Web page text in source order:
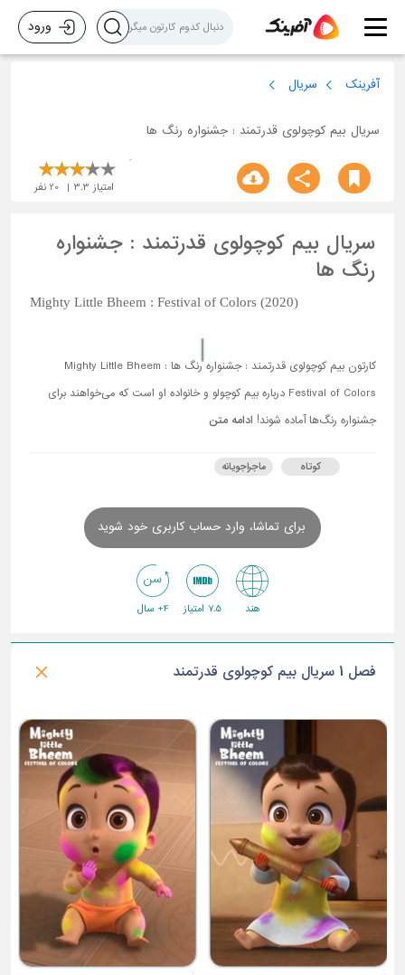
ورود
آفرینک سریال
سریال بیم کوچولوی قدرتمند : جشنواره رنگ ها
امتیاز 3.3
20 نفر
سریال بیم کوچولوی قدرتمند : جشنواره
رنگ ها
Mighty Little Bheem : Festival of Colors (2020)
کارتون بیم کوچولوی قدرتمند : جشنواره رنگ ها Mighty Little Bheem :
Festival of Colors درباره بیم کوچولو و خانواده او است که می‌خواهند برای
جشنواره رنگ‌ها آماده شوند! ادامه متن
کوتاه ماجراجویانه
برای تماشا، وارد حساب کاربری خود شوید
هند 7.5 امتیاز 4+ سال
فصل 1 سریال بیم کوچولوی قدرتمند